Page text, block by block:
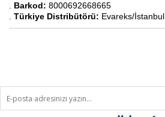
Barkod: 8000692668665
Türkiye Distribütörü: Evareks/İstanbul